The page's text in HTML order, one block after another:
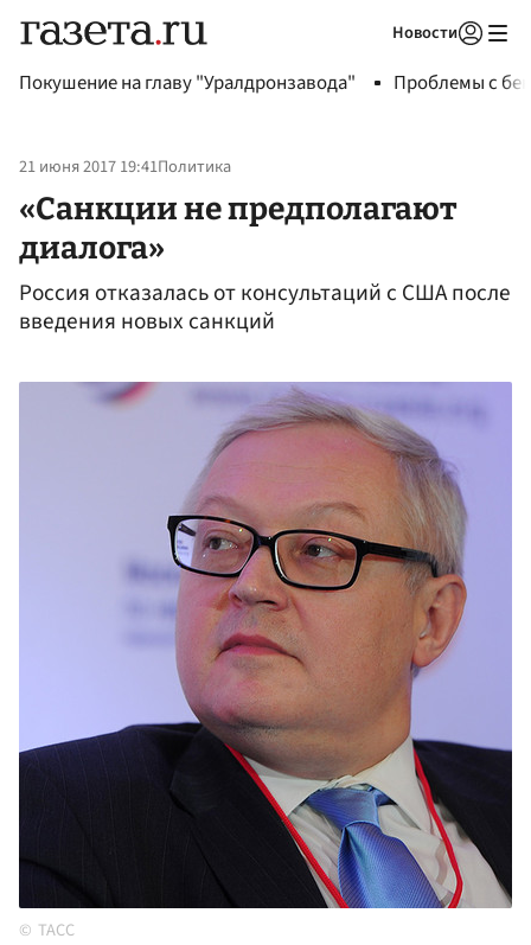
Новости
Покушение на главу "Уралдронзавода" Проблемы с
21 июня 2017 19:41Политика
«Санкции не предполагают
диалога»
Россия отказалась от консультаций с США после
введения новых санкций
ТАСС